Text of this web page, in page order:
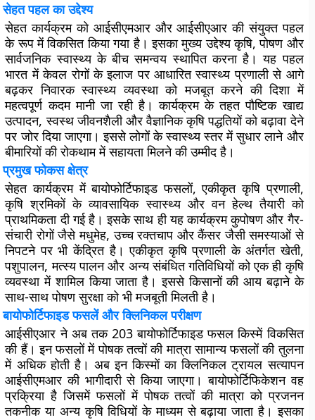
सेहत पहल का उद्देश्य
सेहत कार्यक्रम को आईसीएमआर और आईसीएआर की संयुक्त पहल
के रूप में विकसित किया गया है। इसका मुख्य उद्देश्य कृषि, पोषण और
सार्वजनिक स्वास्थ्य के बीच समन्वय स्थापित करना है। यह पहल
भारत में केवल रोगों के इलाज पर आधारित स्वास्थ्य प्रणाली से आगे
बढ़कर निवारक स्वास्थ्य व्यवस्था को मजबूत करने की दिशा में
महत्वपूर्ण कदम मानी जा रही है। कार्यक्रम के तहत पौष्टिक खाद्य
उत्पादन, स्वस्थ जीवनशैली और वैज्ञानिक कृषि पद्धतियों को बढ़ावा देने
पर जोर दिया जाएगा। इससे लोगों के स्वास्थ्य स्तर में सुधार लाने और
बीमारियों की रोकथाम में सहायता मिलने की उम्मीद है।
प्रमुख फोकस क्षेत्र
सेहत कार्यक्रम में बायोफोर्टिफाइड फसलों, एकीकृत कृषि प्रणाली,
कृषि श्रमिकों के व्यावसायिक स्वास्थ्य और वन हेल्थ तैयारी को
प्राथमिकता दी गई है। इसके साथ ही यह कार्यक्रम कुपोषण और गैर-
संचारी रोगों जैसे मधुमेह, उच्च रक्तचाप और कैंसर जैसी समस्याओं से
निपटने पर भी केंद्रित है। एकीकृत कृषि प्रणाली के अंतर्गत खेती,
पशुपालन, मत्स्य पालन और अन्य संबंधित गतिविधियों को एक ही कृषि
व्यवस्था में शामिल किया जाता है। इससे किसानों की आय बढ़ाने के
साथ-साथ पोषण सुरक्षा को भी मजबूती मिलती है।
बायोफोर्टिफाइड फसलें और क्लिनिकल परीक्षण
आईसीएआर ने अब तक 203 बायोफोर्टिफाइड फसल किस्में विकसित
की हैं। इन फसलों में पोषक तत्वों की मात्रा सामान्य फसलों की तुलना
में अधिक होती है। अब इन किस्मों का क्लिनिकल ट्रायल सत्यापन
आईसीएमआर की भागीदारी से किया जाएगा। बायोफोर्टिफिकेशन वह
प्रक्रिया है जिसमें फसलों में पोषक तत्वों की मात्रा को प्रजनन
तकनीक या अन्य कृषि विधियों के माध्यम से बढ़ाया जाता है। इसका